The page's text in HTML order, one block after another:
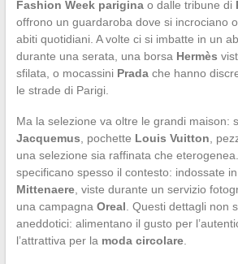
Fashion Week pariginao dalle tribune di
offrono un guardaroba dove si incrociano
abiti quotidiani. A volte ci si imbatte in un
durante una serata, una borsa Hermès
sfilata, o mocassini Pradache hanno
le strade di Parigi.
Ma la selezione va oltre le grandi maison:
Jacquemus , pochette Louis Vuitton ,
una selezione sia raffinata che
specificano spesso il contesto: indossate in
Mittenaere, viste durante un servizio
una campagna Oreal . Questi dettagli non
aneddotici: alimentano il gusto per
l’attrattiva per la moda circolare.